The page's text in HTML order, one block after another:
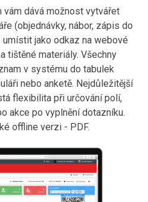
vám dává možnost vytvářet
(objednávky, nábor, zápis do
jako odkaz na webové
tištěné materiály. Všechny
v systému do tabulek
nebo anketě. Nejdůležitější
flexibilita při určování polí,
akce po vyplnění dotazníku.
offline verzi - PDF.